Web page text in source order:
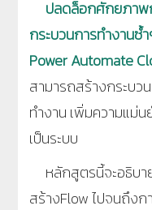
ปลดล็อกศักยภาพ
กระบวนการทำงานซ้
Power Automate
สามารถสร้างกระบว
ทำงาน เพิ่มความแม่
เป็นระบบ
หลักสูตรนี้จะอธิบา
สร้างFlowไปจนถึงก